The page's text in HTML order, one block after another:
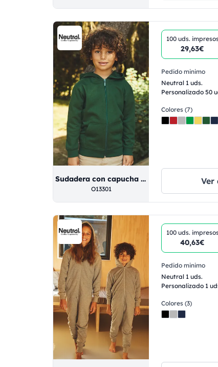
Sudadera con capucha y cremallera para niños
O13301
100 uds.
29,63€
Pedido minimo
Neutral 1 uds.
Personalizado 50
Colores (7)
Ver
100 uds.
40,63€
Pedido minimo
Neutral 1 uds.
Personalizado 1
Colores (3)